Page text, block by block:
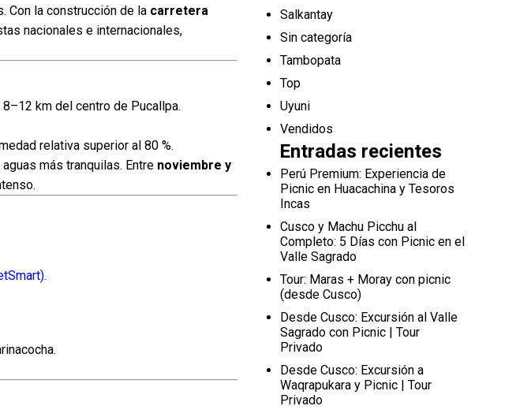
Con la construcción de la carretera
nacionales e internacionales,
km del centro de Pucallpa.
relativa superior al 80 %.
más tranquilas. Entre noviembre y
Salkantay
Sin categoría
Tambopata
Top
Uyuni
Vendidos
Entradas recientes
Perú Premium: Experiencia de
Picnic en Huacachina y Tesoros
Incas
Cusco y Machu Picchu al
Completo: 5 Días con Picnic en el
Valle Sagrado
Tour: Maras + Moray con picnic
(desde Cusco)
Desde Cusco: Excursión al Valle
Sagrado con Picnic | Tour
Privado
Desde Cusco: Excursión a
Waqrapukara y Picnic | Tour
Privado